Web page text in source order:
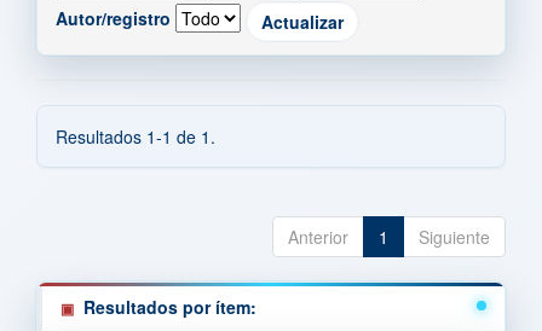
Autor/registro
Resultados 1-1 de 1.
Anterior 1 Siguiente
Resultados por ítem: